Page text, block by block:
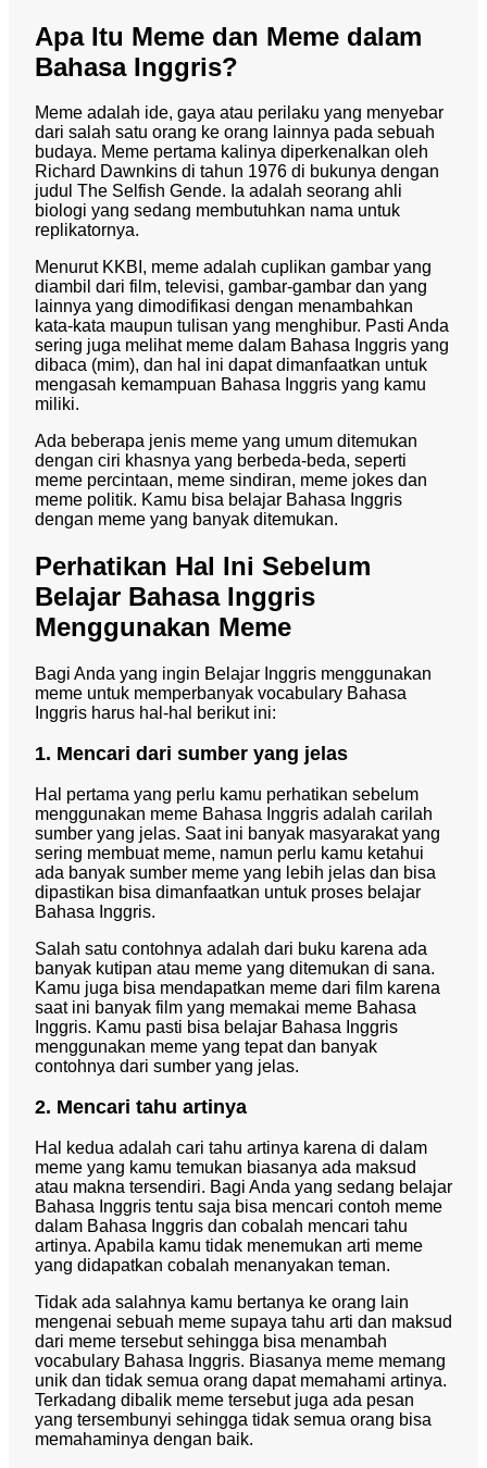
Apa Itu Meme dan Meme dalam
Bahasa Inggris?
Meme adalah ide, gaya atau perilaku yang menyebar
dari salah satu orang ke orang lainnya pada sebuah
budaya. Meme pertama kalinya diperkenalkan oleh
Richard Dawnkins di tahun 1976 di bukunya dengan
judul The Selfish Gende. Ia adalah seorang ahli
biologi yang sedang membutuhkan nama untuk
replikatornya.
Menurut KKBI, meme adalah cuplikan gambar yang
diambil dari film, televisi, gambar-gambar dan yang
lainnya yang dimodifikasi dengan menambahkan
kata-kata maupun tulisan yang menghibur. Pasti Anda
sering juga melihat meme dalam Bahasa Inggris yang
dibaca (mim), dan hal ini dapat dimanfaatkan untuk
mengasah kemampuan Bahasa Inggris yang kamu
miliki.
Ada beberapa jenis meme yang umum ditemukan
dengan ciri khasnya yang berbeda-beda, seperti
meme percintaan, meme sindiran, meme jokes dan
meme politik. Kamu bisa belajar Bahasa Inggris
dengan meme yang banyak ditemukan.
Perhatikan Hal Ini Sebelum
Belajar Bahasa Inggris
Menggunakan Meme
Bagi Anda yang ingin Belajar Inggris menggunakan
meme untuk memperbanyak vocabulary Bahasa
Inggris harus hal-hal berikut ini:
1. Mencari dari sumber yang jelas
Hal pertama yang perlu kamu perhatikan sebelum
menggunakan meme Bahasa Inggris adalah carilah
sumber yang jelas. Saat ini banyak masyarakat yang
sering membuat meme, namun perlu kamu ketahui
ada banyak sumber meme yang lebih jelas dan bisa
dipastikan bisa dimanfaatkan untuk proses belajar
Bahasa Inggris.
Salah satu contohnya adalah dari buku karena ada
banyak kutipan atau meme yang ditemukan di sana.
Kamu juga bisa mendapatkan meme dari film karena
saat ini banyak film yang memakai meme Bahasa
Inggris. Kamu pasti bisa belajar Bahasa Inggris
menggunakan meme yang tepat dan banyak
contohnya dari sumber yang jelas.
2. Mencari tahu artinya
Hal kedua adalah cari tahu artinya karena di dalam
meme yang kamu temukan biasanya ada maksud
atau makna tersendiri. Bagi Anda yang sedang belajar
Bahasa Inggris tentu saja bisa mencari contoh meme
dalam Bahasa Inggris dan cobalah mencari tahu
artinya. Apabila kamu tidak menemukan arti meme
yang didapatkan cobalah menanyakan teman.
Tidak ada salahnya kamu bertanya ke orang lain
mengenai sebuah meme supaya tahu arti dan maksud
dari meme tersebut sehingga bisa menambah
vocabulary Bahasa Inggris. Biasanya meme memang
unik dan tidak semua orang dapat memahami artinya.
Terkadang dibalik meme tersebut juga ada pesan
yang tersembunyi sehingga tidak semua orang bisa
memahaminya dengan baik.